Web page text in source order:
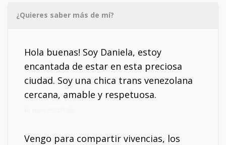
¿Quieres saber más de mí?
Hola buenas! Soy Daniela, estoy
encantada de estar en esta preciosa
ciudad. Soy una chica trans venezolana
cercana, amable y respetuosa.
Vengo para compartir vivencias, los